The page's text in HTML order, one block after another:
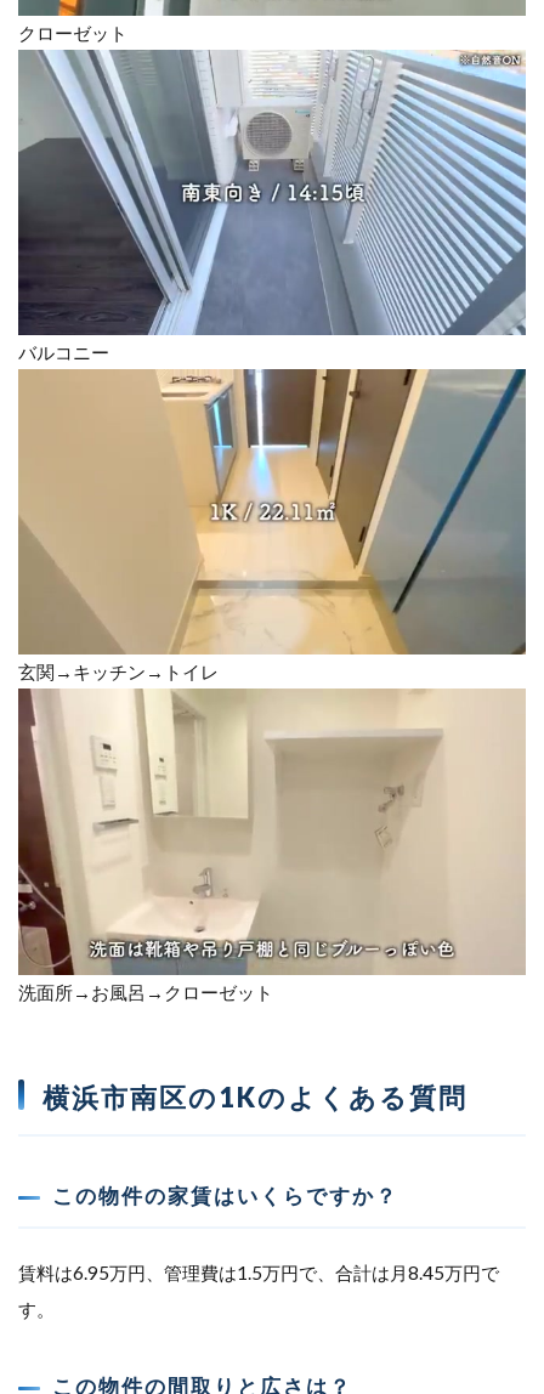
クローゼット
バルコニー
玄関→キッチン→トイレ
洗面所→お風呂→クローゼット
横浜市南区の1Kのよくある質問
この物件の家賃はいくらですか？
賃料は6.95万円、管理費は1.5万円で、合計は月8.45万円で
す。
この物件の間取りと広さは？